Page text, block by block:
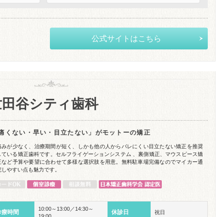
公式サイトはこちら
谷シティ歯科
くない・早い・目立たない」がモットーの矯正
みが少なく、治療期間が短く、しかも他の人からバレにくい目立たない矯正を推奨
ている矯正歯科です。セルフライゲーションシステム 、裏側矯正、マウスピース矯
など予算や要望に合わせて多様な選択肢を用意。無料駐車場完備なのでマイカー通
しやすい点も魅力です。
療時間
10:00～13:00／14:30～
休診日 祝日